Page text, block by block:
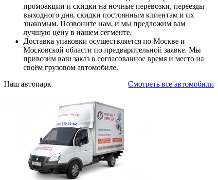
промоакции и скидки на ночные перевозки, переезды
выходного дня, скидки постоянным клиентам и их
знакомым. Позвоните нам, и мы предложим вам
лучшую цену в нашем сегменте.
Доставка упаковки осуществляется по Москве и
Московской области по предварительной заявке. Мы
привозим ваш заказ в согласованное время и место на
своём грузовом автомобиле.
Наш автопарк
Смотреть все автомобили